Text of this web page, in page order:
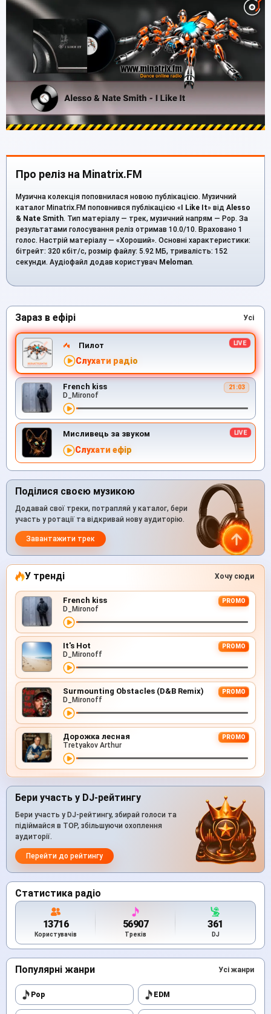
Про реліз на Minatrix.FM
Музична колекція поповнилася новою публікацією. Музичний
каталог Minatrix.FM поповнився публікацією «I Like It» від Alesso
& Nate Smith. Тип матеріалу — трек, музичний напрям — Pop. За
результатами голосування реліз отримав 10.0/10. Враховано 1
голос. Настрій матеріалу — «Хороший». Основні характеристики:
бітрейт: 320 кбіт/с, розмір файлу: 5.92 МБ, тривалість: 152
секунди. Аудіофайл додав користувач Meloman.
Зараз в ефірі Усі
Пилот
Слухати радіо
French kiss 21:03
D_Mironof
Мисливець за звуком
Слухати ефір
Поділися своєю музикою
Додавай свої треки, потрапляй у каталог, бери
участь у ротації та відкривай нову аудиторію.
Завантажити трек
У тренді Хочу сюди
French kiss PROMO
D_Mironof
It's Hot PROMO
D_Mironoff
Surmounting Obstacles (D&B Remix) PROMO
D_Mironoff
Дорожка лесная PROMO
Tretyakov Arthur
Бери участь у DJ-рейтингу
Бери участь у DJ-рейтингу, збирай голоси та
підіймайся в TOP, збільшуючи охоплення
аудиторії.
Перейти до рейтингу
Статистика радіо
13716
Користувачів
56907
Треків
361
DJ
Популярні жанри Усі жанри
Pop EDM